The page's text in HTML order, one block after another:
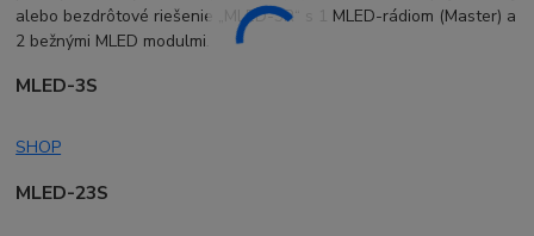
alebo bezdrôtové riešenie „MLED-3R“ s 1 MLED-rádiom (Master) a
2 bežnými MLED modulmi.
MLED-3S
SHOP
MLED-23S